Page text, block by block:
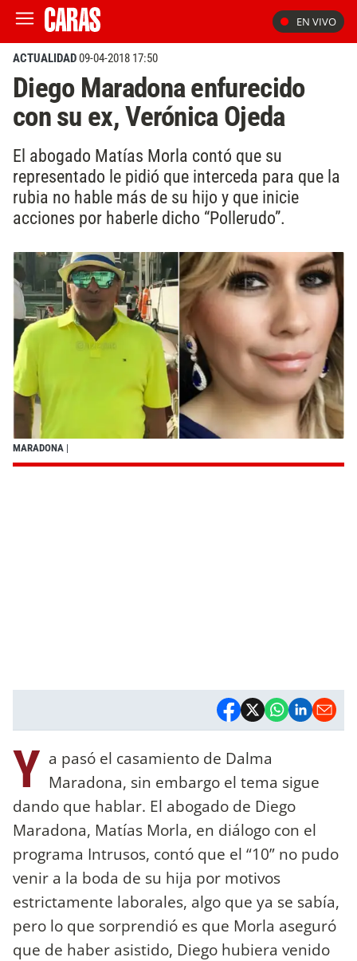
EN VIVO
ACTUALIDAD09-04-2018 17:50
Diego Maradona enfurecido
con su ex, Verónica Ojeda
El abogado Matías Morla contó que su
representado le pidió que interceda para que la
rubia no hable más de su hijo y que inicie
acciones por haberle dicho “Pollerudo”.
MARADONA |
Y a pasó el casamiento de Dalma
Maradona, sin embargo el tema sigue
dando que hablar. El abogado de Diego
Maradona, Matías Morla, en diálogo con el
programa Intrusos, contó que el “10” no pudo
venir a la boda de su hija por motivos
estrictamente laborales, algo que ya se sabía,
pero lo que sorprendió es que Morla aseguró
que de haber asistido, Diego hubiera venido